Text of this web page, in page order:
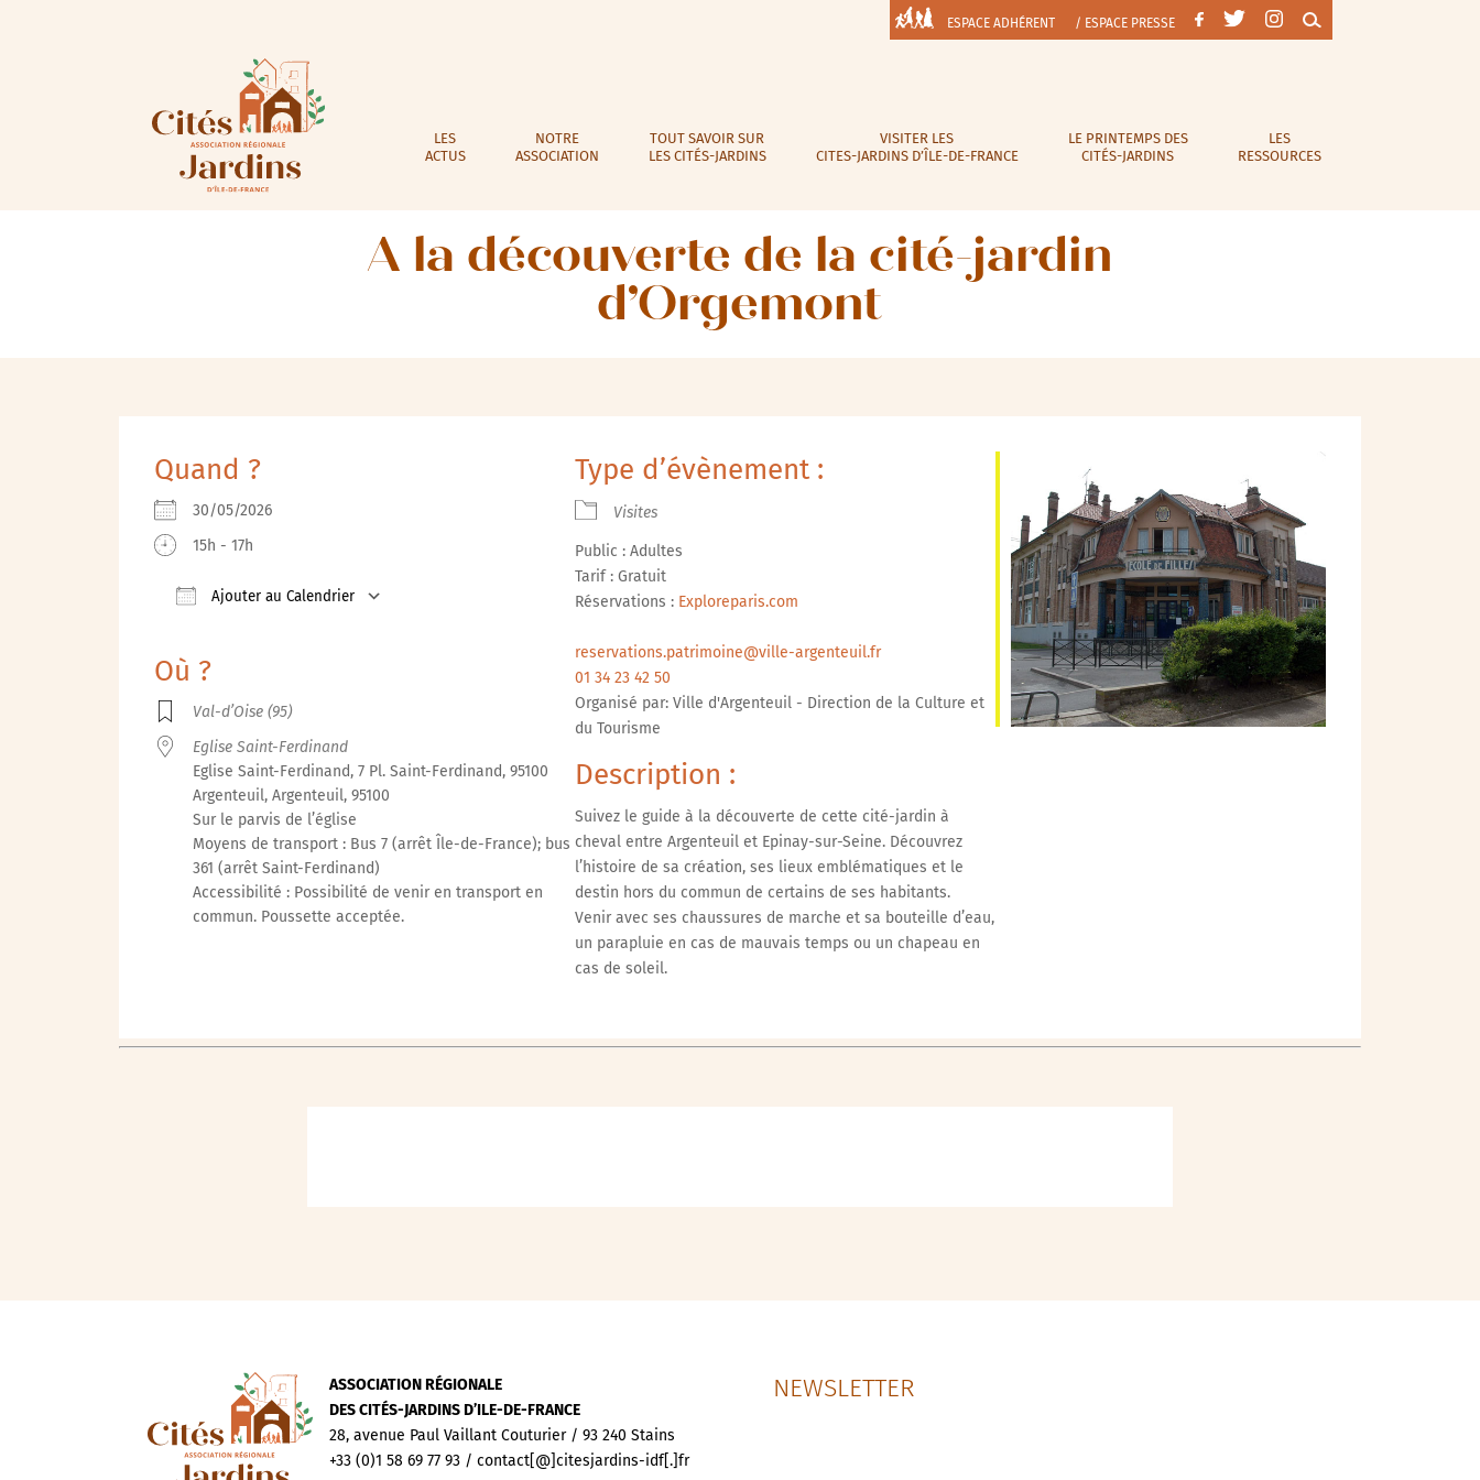
ESPACE ADHÉRENT / ESPACE PRESSE
LES
ACTUS
NOTRE
ASSOCIATION
TOUT SAVOIR SUR
LES CITÉS-JARDINS
VISITER LES
CITES-JARDINS D’ÎLE-DE-FRANCE
LE PRINTEMPS DES
CITÉS-JARDINS
LES
RESSOURCES
A la découverte de la cité-jardin
d’Orgemont
Quand ?
30/05/2026
15h - 17h
Ajouter au Calendrier
Outlook Live
Où ?
Val-d’Oise (95)
Eglise Saint-Ferdinand
Eglise Saint-Ferdinand, 7 Pl. Saint-Ferdinand, 95100
Argenteuil, Argenteuil, 95100
Sur le parvis de l’église
Moyens de transport : Bus 7 (arrêt Île-de-France); bus
361 (arrêt Saint-Ferdinand)
Accessibilité : Possibilité de venir en transport en
commun. Poussette acceptée.
Type d’évènement :
Visites
Public : Adultes
Tarif : Gratuit
Réservations : Exploreparis.com
reservations.patrimoine@ville-argenteuil.fr
01 34 23 42 50
Organisé par: Ville d'Argenteuil - Direction de la Culture et
du Tourisme
Description :
Suivez le guide à la découverte de cette cité-jardin à
cheval entre Argenteuil et Epinay-sur-Seine. Découvrez
l’histoire de sa création, ses lieux emblématiques et le
destin hors du commun de certains de ses habitants.
Venir avec ses chaussures de marche et sa bouteille d’eau,
un parapluie en cas de mauvais temps ou un chapeau en
cas de soleil.
ASSOCIATION RÉGIONALE
DES CITÉS-JARDINS D’ILE-DE-FRANCE
28, avenue Paul Vaillant Couturier / 93 240 Stains
+33 (0)1 58 69 77 93 / contact[@]citesjardins-idf[.]fr
NEWSLETTER